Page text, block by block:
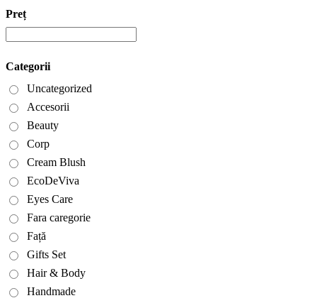
Preț
Categorii
Uncategorized
Accesorii
Beauty
Corp
Cream Blush
EcoDeViva
Eyes Care
Fara caregorie
Față
Gifts Set
Hair & Body
Handmade